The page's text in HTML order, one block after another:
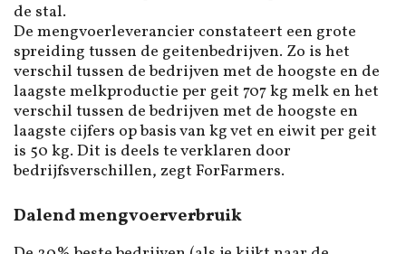
de stal.
De mengvoerleverancier constateert een grote
spreiding tussen de geitenbedrijven. Zo is het
verschil tussen de bedrijven met de hoogste en de
laagste melkproductie per geit 707 kg melk en het
verschil tussen de bedrijven met de hoogste en
laagste cijfers op basis van kg vet en eiwit per geit
is 50 kg. Dit is deels te verklaren door
bedrijfsverschillen, zegt ForFarmers.
Dalend mengvoerverbruik